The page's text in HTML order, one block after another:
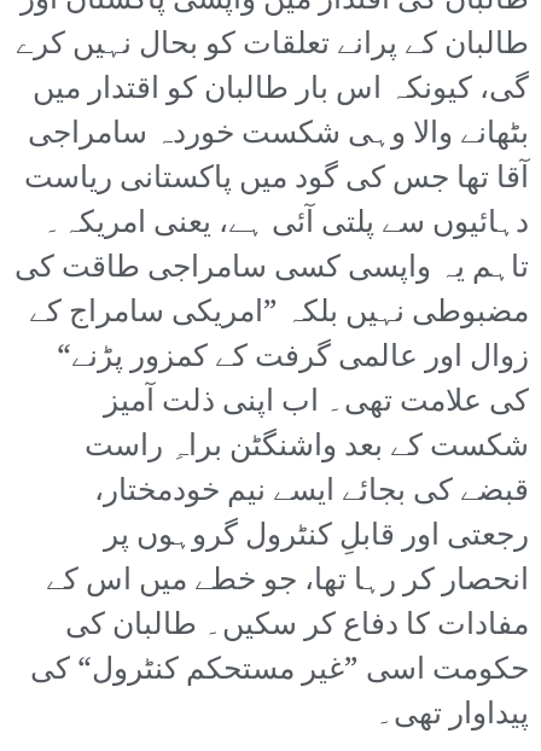
طالبان کے پرانے تعلقات کو بحال نہیں کرے
گی، کیونکہ اس بار طالبان کو اقتدار میں
بٹھانے والا وہی شکست خوردہ سامراجی
آقا تھا جس کی گود میں پاکستانی ریاست
دہائیوں سے پلتی آئی ہے، یعنی امریکہ۔
تاہم یہ واپسی کسی سامراجی طاقت کی
مضبوطی نہیں بلکہ ”امریکی سامراج کے
زوال اور عالمی گرفت کے کمزور پڑنے“
کی علامت تھی۔ اب اپنی ذلت آمیز
شکست کے بعد واشنگٹن براہِ راست
قبضے کی بجائے ایسے نیم خودمختار،
رجعتی اور قابلِ کنٹرول گروہوں پر
انحصار کر رہا تھا، جو خطے میں اس کے
مفادات کا دفاع کر سکیں۔ طالبان کی
حکومت اسی ”غیر مستحکم کنٹرول“ کی
پیداوار تھی۔